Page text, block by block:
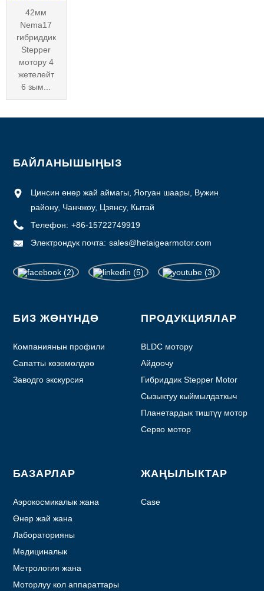
42мм
Nema17
гибриддик
Stepper
мотору 4
жетелейт
6 зым...
БАЙЛАНЫШЫҢЫЗ
Цинсин өнөр жай аймагы, Яогуан шаары, Вужин
району, Чанчжоу, Цзянсу, Кытай
Телефон: +86-15722749919
Электрондук почта: sales@hetaigearmotor.com
БИЗ ЖӨНҮНДӨ
Компаниянын профили
Сапатты көзөмөлдөө
Заводго экскурсия
ПРОДУКЦИЯЛАР
BLDC мотору
Айдоочу
Гибриддик Stepper Motor
Сызыктуу кыймылдаткыч
Планетардык тиштүү мотор
Серво мотор
БАЗАРЛАР
Аэрокосмикалык жана
авиация
Өнөр жай жана
автоматташтыруу
Лабораторияны
автоматташтыруу
Медициналык
Метрология жана
тестирлөө
Моторлуу кол аппараттары
ЖАҢЫЛЫКТАР
Case